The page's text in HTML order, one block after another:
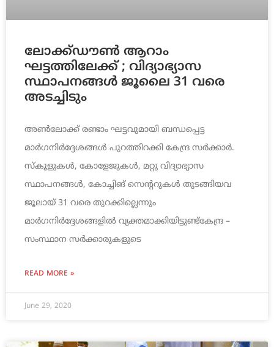
ലോക്ക്ഡൗൺ ആറാം
ഘട്ടത്തിലേക്ക് ; വിദ്യാഭ്യാസ
സ്ഥാപനങ്ങൾ ജൂലൈ 31 വരെ
അടച്ചിടും
അൺലോക്ക് രണ്ടാം ഘട്ടവുമായി ബന്ധപ്പെട്ട
മാർഗനിർദ്ദേശങ്ങൾ പുറത്തിറക്കി കേന്ദ്ര സർക്കാർ.
സ്കൂളുകൾ, കോളേജുകൾ, മറ്റു വിദ്യാഭ്യാസ
സ്ഥാപനങ്ങൾ, കോച്ചിങ് സെന്ററുകൾ തുടങ്ങിയവ
ജൂലായ് 31 വരെ തുറക്കില്ലെന്നും
മാർഗനിർദ്ദേശങ്ങളിൽ വ്യക്തമാക്കിയിട്ടുണ്ട്കേന്ദ്ര –
സംസ്ഥാന സർക്കാരുകളുടെ
READ MORE »
June 29, 2020